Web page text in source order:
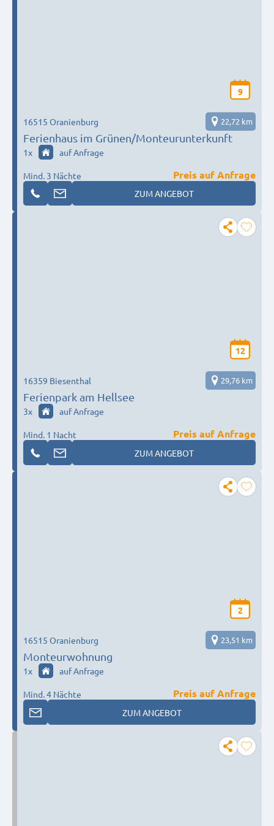
9
Ferienhaus im Grünen/Monteurunterkunft
16515 Oranienburg 22,72 km
1x auf Anfrage
Mind. 3 Nächte
Preis auf Anfrage
ZUM ANGEBOT
12
Ferienpark am Hellsee
16359 Biesenthal 29,76 km
3x auf Anfrage
Mind. 1 Nacht
Preis auf Anfrage
ZUM ANGEBOT
2
Monteurwohnung
16515 Oranienburg 23,51 km
1x auf Anfrage
Mind. 4 Nächte
Preis auf Anfrage
ZUM ANGEBOT